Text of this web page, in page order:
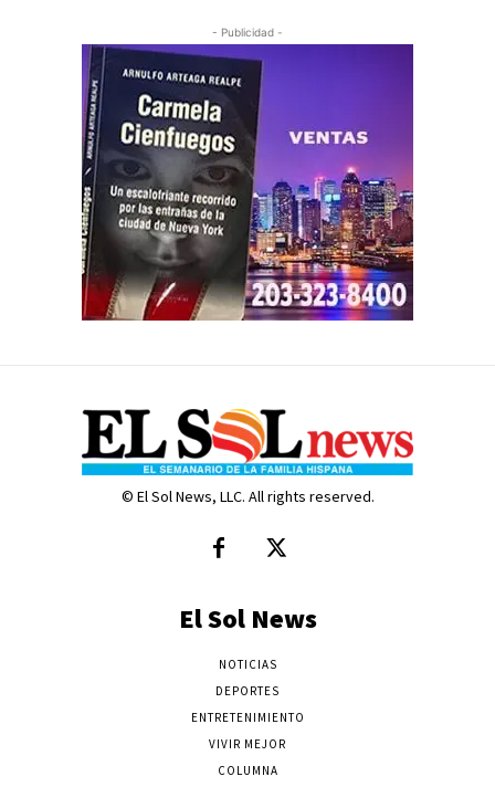
- Publicidad -
© El Sol News, LLC. All rights reserved.
El Sol News
NOTICIAS
DEPORTES
ENTRETENIMIENTO
VIVIR MEJOR
COLUMNA